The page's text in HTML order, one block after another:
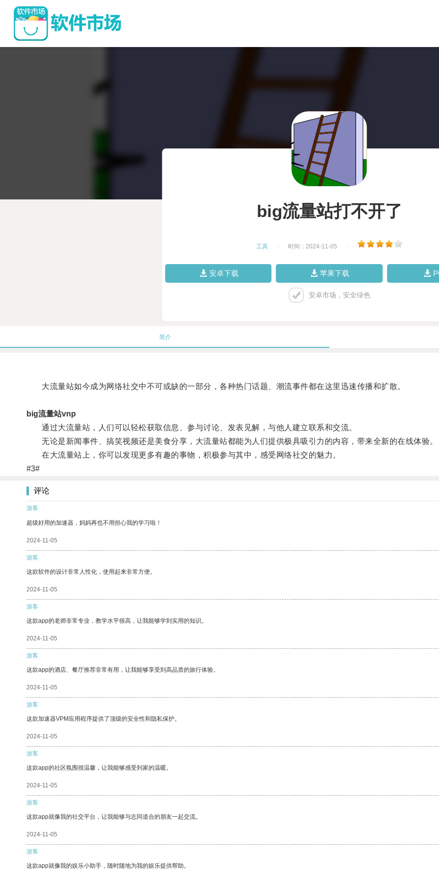
big流量站打不开了
工具 时间：2024-11-05
安卓下载 苹果下载
安卓市场，安全绿色
简介
大流量站如今成为网络社交中不可或缺的一部分，各种热门话题、潮流事件都在这里迅速传播和扩散。
big流量站vnp
通过大流量站，人们可以轻松获取信息、参与讨论、发表见解，与他人建立联系和交流。
无论是新闻事件、搞笑视频还是美食分享，大流量站都能为人们提供极具吸引力的内容，带来全新的在线体验。
在大流量站上，你可以发现更多有趣的事物，积极参与其中，感受网络社交的魅力。
#3#
评论
游客
超级好用的加速器，妈妈再也不用担心我的学习啦！
2024-11-05
游客
这款软件的设计非常人性化，使用起来非常方便。
2024-11-05
游客
这款app的老师非常专业，教学水平很高，让我能够学到实用的知识。
2024-11-05
游客
这款app的酒店、餐厅推荐非常有用，让我能够享受到高品质的旅行体验。
2024-11-05
游客
这款加速器VPM应用程序提供了顶级的安全性和隐私保护。
2024-11-05
游客
这款app的社区氛围很温馨，让我能够感受到家的温暖。
2024-11-05
游客
这款app就像我的社交平台，让我能够与志同道合的朋友一起交流。
2024-11-05
游客
这款app就像我的娱乐小助手，随时随地为我的娱乐提供帮助。